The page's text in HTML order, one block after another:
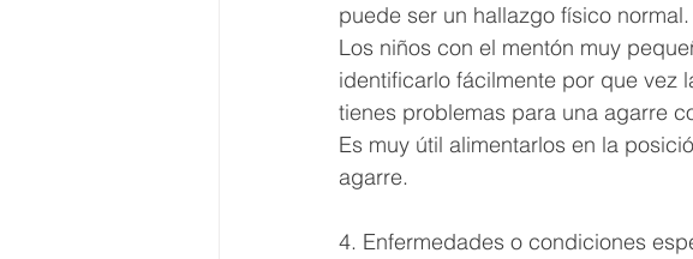
puede ser un hallazgo físico normal.
Los niños con el mentón muy
identificarlo fácilmente por que vez
tienes problemas para una agarre
Es muy útil alimentarlos en la
agarre.
4. Enfermedades o condiciones